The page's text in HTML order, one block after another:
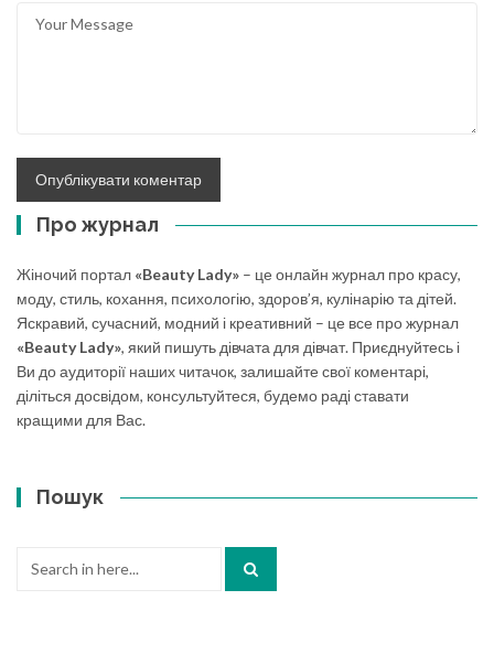
Про журнал
Жіночий портал «Beauty Lady» – це онлайн журнал про красу,
моду, стиль, кохання, психологію, здоров’я, кулінарію та дітей.
Яскравий, сучасний, модний і креативний – це все про журнал
«Beauty Lady», який пишуть дівчата для дівчат. Приєднуйтесь і
Ви до аудиторії наших читачок, залишайте свої коментарі,
діліться досвідом, консультуйтеся, будемо раді ставати
кращими для Вас.
Пошук